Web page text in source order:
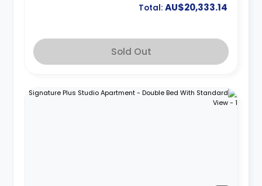
Total: AU$20,333.14
Sold Out